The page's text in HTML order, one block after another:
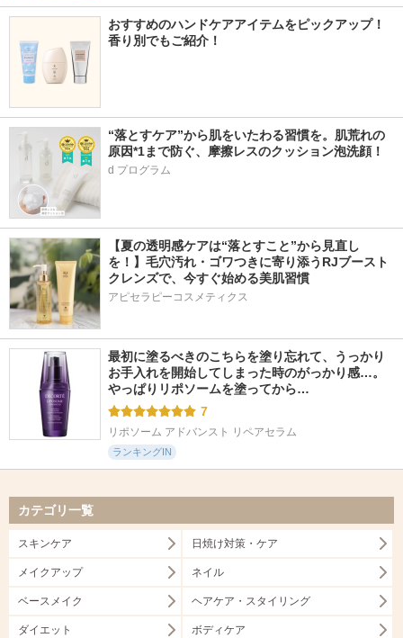
おすすめのハンドケアアイテムをピックアップ！
香り別でもご紹介！
“落とすケア”から肌をいたわる習慣を。肌荒れの
原因*1まで防ぐ、摩擦レスのクッション泡洗顔！
d プログラム
【夏の透明感ケアは“落とすこと”から見直し
を！】毛穴汚れ・ゴワつきに寄り添うRJブースト
クレンズで、今すぐ始める美肌習慣
アピセラピーコスメティクス
最初に塗るべきのこちらを塗り忘れて、うっかり
お手入れを開始してしまった時のがっかり感…。
やっぱりリポソームを塗ってから…
7
リポソーム アドバンスト リペアセラム
ランキングIN
カテゴリ一覧
スキンケア 日焼け対策・ケア
メイクアップ ネイル
ベースメイク ヘアケア・スタイリング
ダイエット ボディケア